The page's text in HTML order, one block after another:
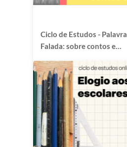
Ciclo de Estudos - Palavra
Falada: sobre contos e